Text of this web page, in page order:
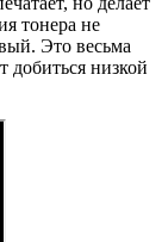
тонера не
Это весьма
добиться низкой